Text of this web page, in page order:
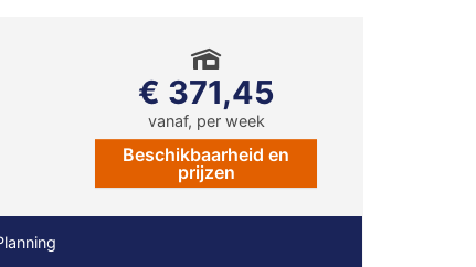
€ 371,45
vanaf, per week
Beschikbaarheid en
prijzen